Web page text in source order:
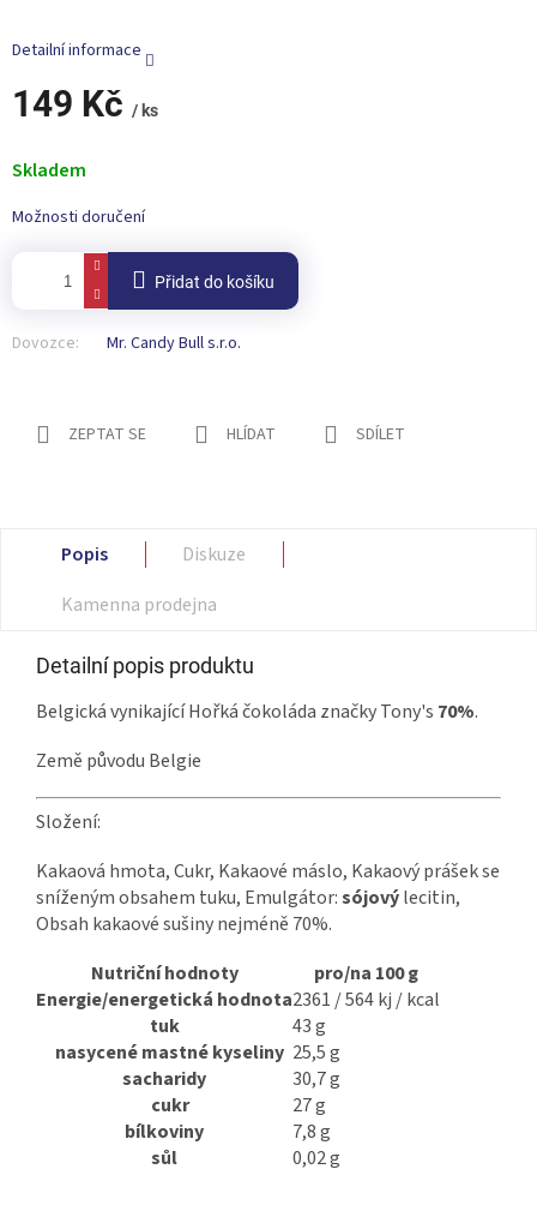
149 Kč / ks
cena:
Skladem
Možnosti doručení
Přidat do košíku
Dovozce: Mr. Candy Bull s.r.o.
Detailní informace
ZEPTAT SE HLÍDAT SDÍLET
Popis
Diskuze
Kamenna prodejna
Detailní popis produktu
Belgická vynikající Hořká čokoláda značky Tony's 70%.
Země původu Belgie
Složení:
Kakaová hmota, Cukr, Kakaové máslo, Kakaový prášek se
sníženým obsahem tuku, Emulgátor:sójovýlecitin,
Obsah kakaové sušiny nejméně 70%.
Nutriční hodnoty
pro/na 100 g
Energie/energetická hodnota2361 / 564 kj / kcal
tuk
43 g
nasycené mastné kyseliny 25,5 g
sacharidy
30,7 g
cukr
27 g
bílkoviny
7,8 g
sůl
0,02 g